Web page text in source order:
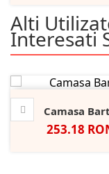
Alti
Interesati
Camasa
Pret
253.18